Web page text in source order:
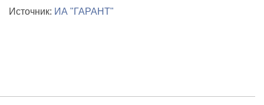
Источник: ИА "ГАРАНТ"